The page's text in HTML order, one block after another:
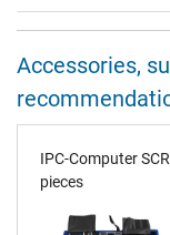
Accessories,
IPC-Computer
pieces